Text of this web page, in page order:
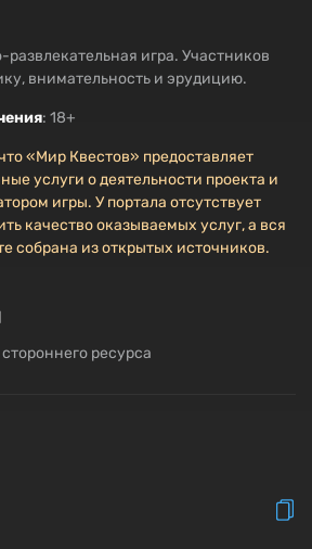
развлекательная игра. Участников
внимательность и эрудицию.
: 18+
«Мир Квестов» предоставляет
услуги о деятельности проекта и
игры. У портала отсутствует
качество оказываемых услуг, а вся
собрана из открытых источников.
ресурса